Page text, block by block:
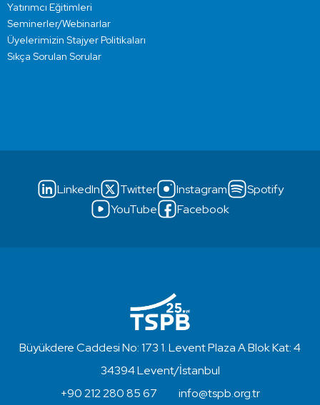
Yatırımcı Eğitimleri
Seminerler/Webinarlar
Üyelerimizin Stajyer Politikaları
Sıkça Sorulan Sorular
LinkedIn Twitter Instagram
Spotify
YouTube
Facebook
Büyükdere Caddesi No: 173 1. Levent Plaza A Blok Kat: 4
34394 Levent/İstanbul
+90 212 280 85 67
info@tspb.org.tr